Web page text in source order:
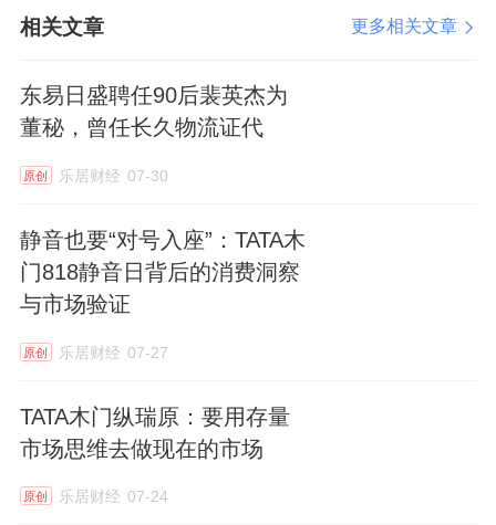
链及施工环节，依托欧派的工业4.0智造体系与
合全球200余个一线品牌，构建全产业链品质
管控体系。
同时，标准涉及数字化管理平台下的透明化施
决方案，以回应消费者从“功能满足”向“情绪价
值”转变的家居需求。
【公司动态】
1、李卫国加码海外布局，东方雨虹拟1.5亿收
购香港世界五金
3月17日，东方雨虹(002271.SZ)发布公告，公
相关文章 更多相关文章
东易日盛聘任90后裴英杰为
董秘，曾任长久物流证代
原创 乐居财经 07-30
静音也要“对号入座”：TATA木
门818静音日背后的消费洞察
与市场验证
原创 乐居财经 07-27
TATA木门纵瑞原：要用存量
市场思维去做现在的市场
原创 乐居财经 07-24